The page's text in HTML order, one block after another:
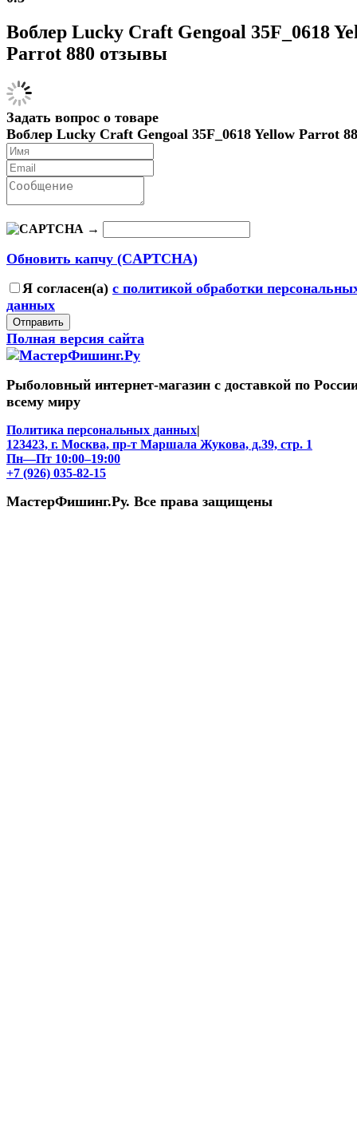
Воблер Lucky Craft Gengoal 35F_0618
Parrot 880 отзывы
Задать вопрос о товаре
Воблер Lucky Craft Gengoal 35F_0618 Yellow Parrot
→
Обновить капчу (CAPTCHA)
Я согласен(a) с политикой обработки
данных
Отправить
Полная версия сайта
Рыболовный интернет-магазин с доставкой по
всему миру
Политика персональных данных|
123423, г. Москва, пр-т Маршала Жукова, д.39, стр. 1
Пн—Пт 10:00–19:00
+7 (926) 035-82-15
МастерФишинг.Ру. Все права защищены